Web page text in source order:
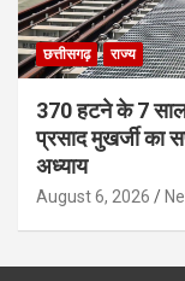
छत्तीसगढ़ राज्य
370 हटने के 7 साल
प्रसाद मुखर्जी का
अध्याय
August 6, 2026